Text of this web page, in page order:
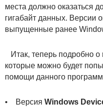
места должно оказаться
гигабайт данных. Версии
выпущенные ранее
Итак, теперь подробно о
которые можно будет
помощи данного
• Версия Windows